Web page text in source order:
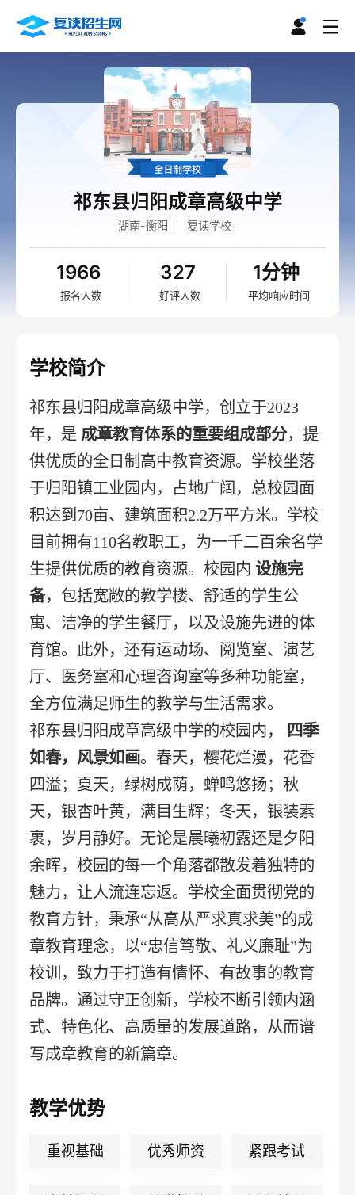
祁东县归阳成章高级中学
湖南-衡阳 复读学校
1966
报名人数
327
好评人数
1分钟
平均响应时间
学校简介
祁东县归阳成章高级中学，创立于2023
年，是 成章教育体系的重要组成部分，提
供优质的全日制高中教育资源。学校坐落
于归阳镇工业园内，占地广阔，总校园面
积达到70亩、建筑面积2.2万平方米。学校
目前拥有110名教职工，为一千二百余名学
生提供优质的教育资源。校园内 设施完
备，包括宽敞的教学楼、舒适的学生公
寓、洁净的学生餐厅，以及设施先进的体
育馆。此外，还有运动场、阅览室、演艺
厅、医务室和心理咨询室等多种功能室，
全方位满足师生的教学与生活需求。
祁东县归阳成章高级中学的校园内，
四季
如春，风景如画。春天，樱花烂漫，花香
四溢；夏天，绿树成荫，蝉鸣悠扬；秋
天，银杏叶黄，满目生辉；冬天，银装素
裹，岁月静好。无论是晨曦初露还是夕阳
余晖，校园的每一个角落都散发着独特的
魅力，让人流连忘返。学校全面贯彻党的
教育方针，秉承“从高从严求真求美”的成
章教育理念，以“忠信笃敬、礼义廉耻”为
校训，致力于打造有情怀、有故事的教育
品牌。通过守正创新，学校不断引领内涵
式、特色化、高质量的发展道路，从而谱
写成章教育的新篇章。
教学优势
重视基础 优秀师资 紧跟考试